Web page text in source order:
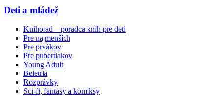
Deti a mládež
Knihorad – poradca kníh pre deti
Pre najmenších
Pre prvákov
Pre pubertiakov
Young Adult
Beletria
Rozprávky
Sci-fi, fantasy a komiksy